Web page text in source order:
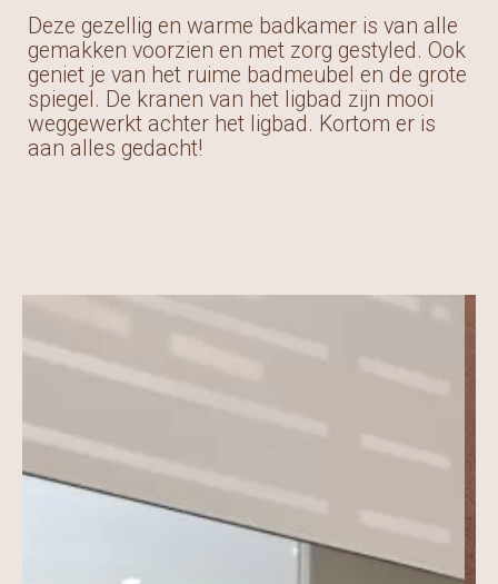
Deze gezellig en warme badkamer is van alle
gemakken voorzien en met zorg gestyled. Ook
geniet je van het ruime badmeubel en de grote
spiegel. De kranen van het ligbad zijn mooi
weggewerkt achter het ligbad. Kortom er is
aan alles gedacht!